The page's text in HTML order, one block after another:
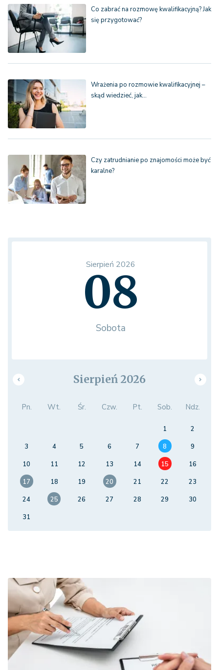
Co zabrać na rozmowę kwalifikacyjną? Jak
się przygotować?
Wrażenia po rozmowie kwalifikacyjnej –
skąd wiedzieć, jak…
Czy zatrudnianie po znajomości może być
karalne?
Sierpień 2026
08
Sobota
Sierpień 2026
Pn. Wt. Śr. Czw. Pt. Sob. Ndz.
1
2
3
4 5 6 7 8
9
10
11 12 13 14 15
16
17
18 19 20 21 22
23
24
25 26 27 28 29
30
31